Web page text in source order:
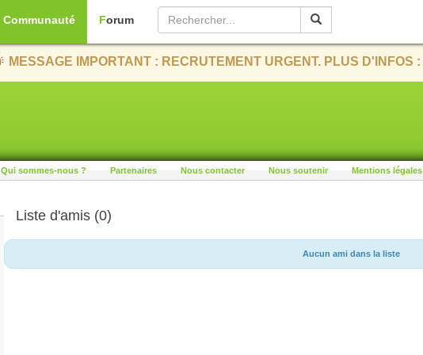
Communauté Forum
MESSAGE IMPORTANT : RECRUTEMENT URGENT. PLUS D'INFOS :
Qui sommes-nous ? Partenaires Nous contacter Nous soutenir Mentions légales
Liste d'amis (0)
Aucun ami dans la liste